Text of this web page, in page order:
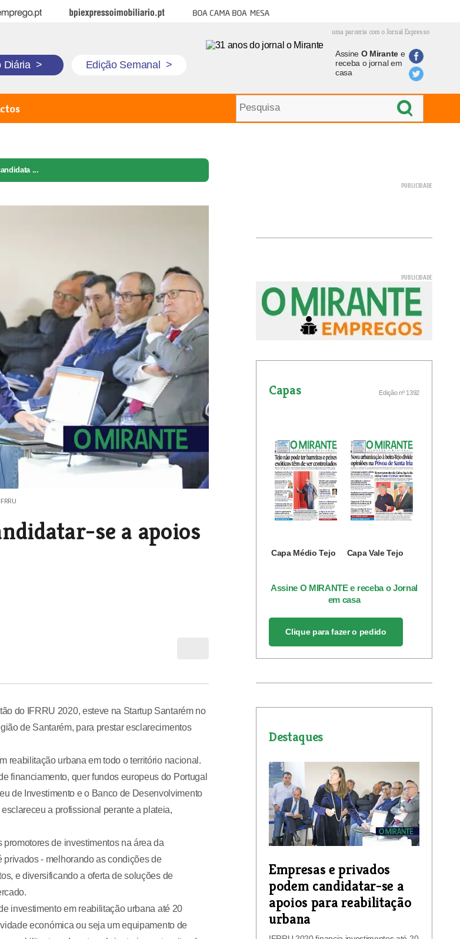
BPI Expresso Imobiliário Boa cama boa mesa
uma parceria com o Jornal Expresso
Diária > Edição Semanal >
Assine O Mirantee
receba o jornal em
casa
...
se a apoios
do IFRRU 2020, esteve na Startup Santarém no
de Santarém, para prestar esclarecimentos
reabilitação urbana em todo o território nacional.
financiamento, quer fundos europeus do Portugal
de Investimento e o Banco de Desenvolvimento
a profissional perante a plateia,
de investimentos na área da
- melhorando as condições de
e diversificando a oferta de soluções de
investimento em reabilitação urbana até 20
económica ou seja um equipamento de
Capas Edição nº 1392
Capa Médio Tejo Capa Vale Tejo
Assine O MIRANTE e receba o Jornal
em casa
Clique para fazer o pedido
Destaques
Empresas e privados
podem candidatar-se a
apoios para reabilitação
urbana